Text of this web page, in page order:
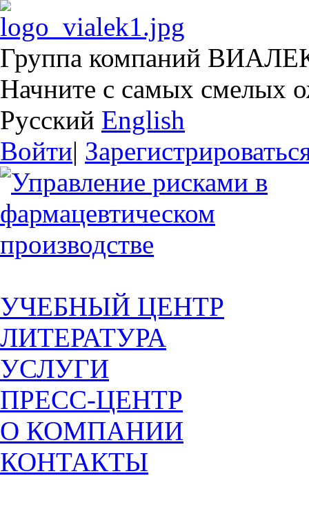
Группа компаний
Начните с самых смелых
Русский English
Войти|
УЧЕБНЫЙ ЦЕНТР
ЛИТЕРАТУРА
УСЛУГИ
ПРЕСС-ЦЕНТР
О КОМПАНИИ
КОНТАКТЫ